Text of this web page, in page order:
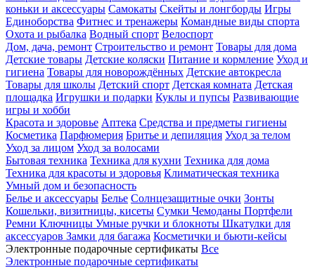
коньки и аксессуары Самокаты Скейты и лонгборды Игры
Единоборства Фитнес и тренажеры Командные виды спорта
Охота и рыбалка Водный спорт Велоспорт
Дом, дача, ремонт Строительство и ремонт Товары для дома
Детские товары Детские коляски Питание и кормление Уход и
гигиена Товары для новорождённых Детские автокресла
Товары для школы Детский спорт Детская комната Детская
площадка Игрушки и подарки Куклы и пупсы Развивающие
игры и хобби
Красота и здоровье Аптека Средства и предметы гигиены
Косметика Парфюмерия Бритье и депиляция Уход за телом
Уход за лицом Уход за волосами
Бытовая техника Техника для кухни Техника для дома
Техника для красоты и здоровья Климатическая техника
Умный дом и безопасность
Белье и аксессуары Белье Солнцезащитные очки Зонты
Кошельки, визитницы, кисеты Сумки Чемоданы Портфели
Ремни Ключницы Умные ручки и блокноты Шкатулки для
аксессуаров Замки для багажа Косметички и бьюти-кейсы
Электронные подарочные сертификаты Все
Электронные подарочные сертификаты